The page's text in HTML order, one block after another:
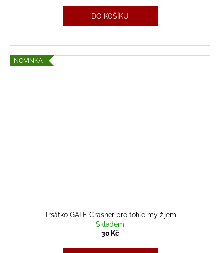
DO KOŠÍKU
NOVINKA
Trsátko GATE Crasher pro tohle my žijem
Skladem
30 Kč